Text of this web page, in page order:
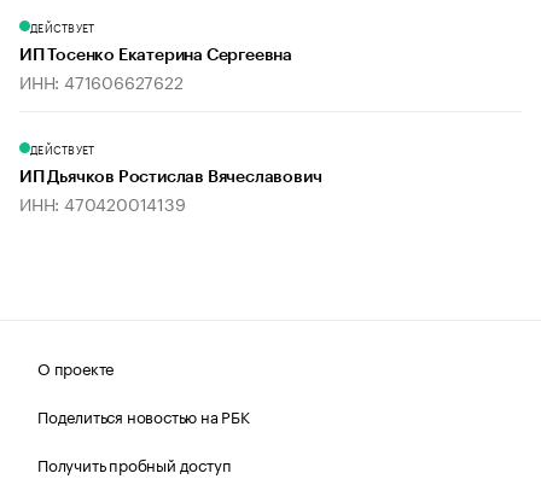
ДЕЙСТВУЕТ
ИП Тосенко Екатерина Сергеевна
ИНН: 471606627622
ДЕЙСТВУЕТ
ИП Дьячков Ростислав Вячеславович
ИНН: 470420014139
О проекте
Поделиться новостью на РБК
Получить пробный доступ